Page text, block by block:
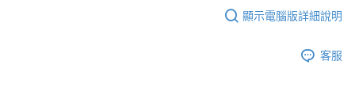
顯示電腦版詳細說明
客服